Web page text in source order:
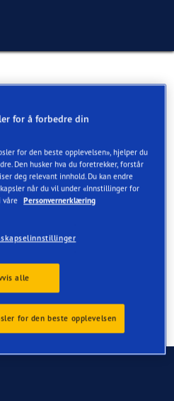
AS
og verksted
Dekk Servicer
for å forbedre din
for den beste opplevelsen», hjelper du
Den husker hva du foretrekker, forstår
deg relevant innhold. Du kan endre
når du vil under «Innstillinger for
våre Personvernerklæring
alle
for den beste opplevelsen